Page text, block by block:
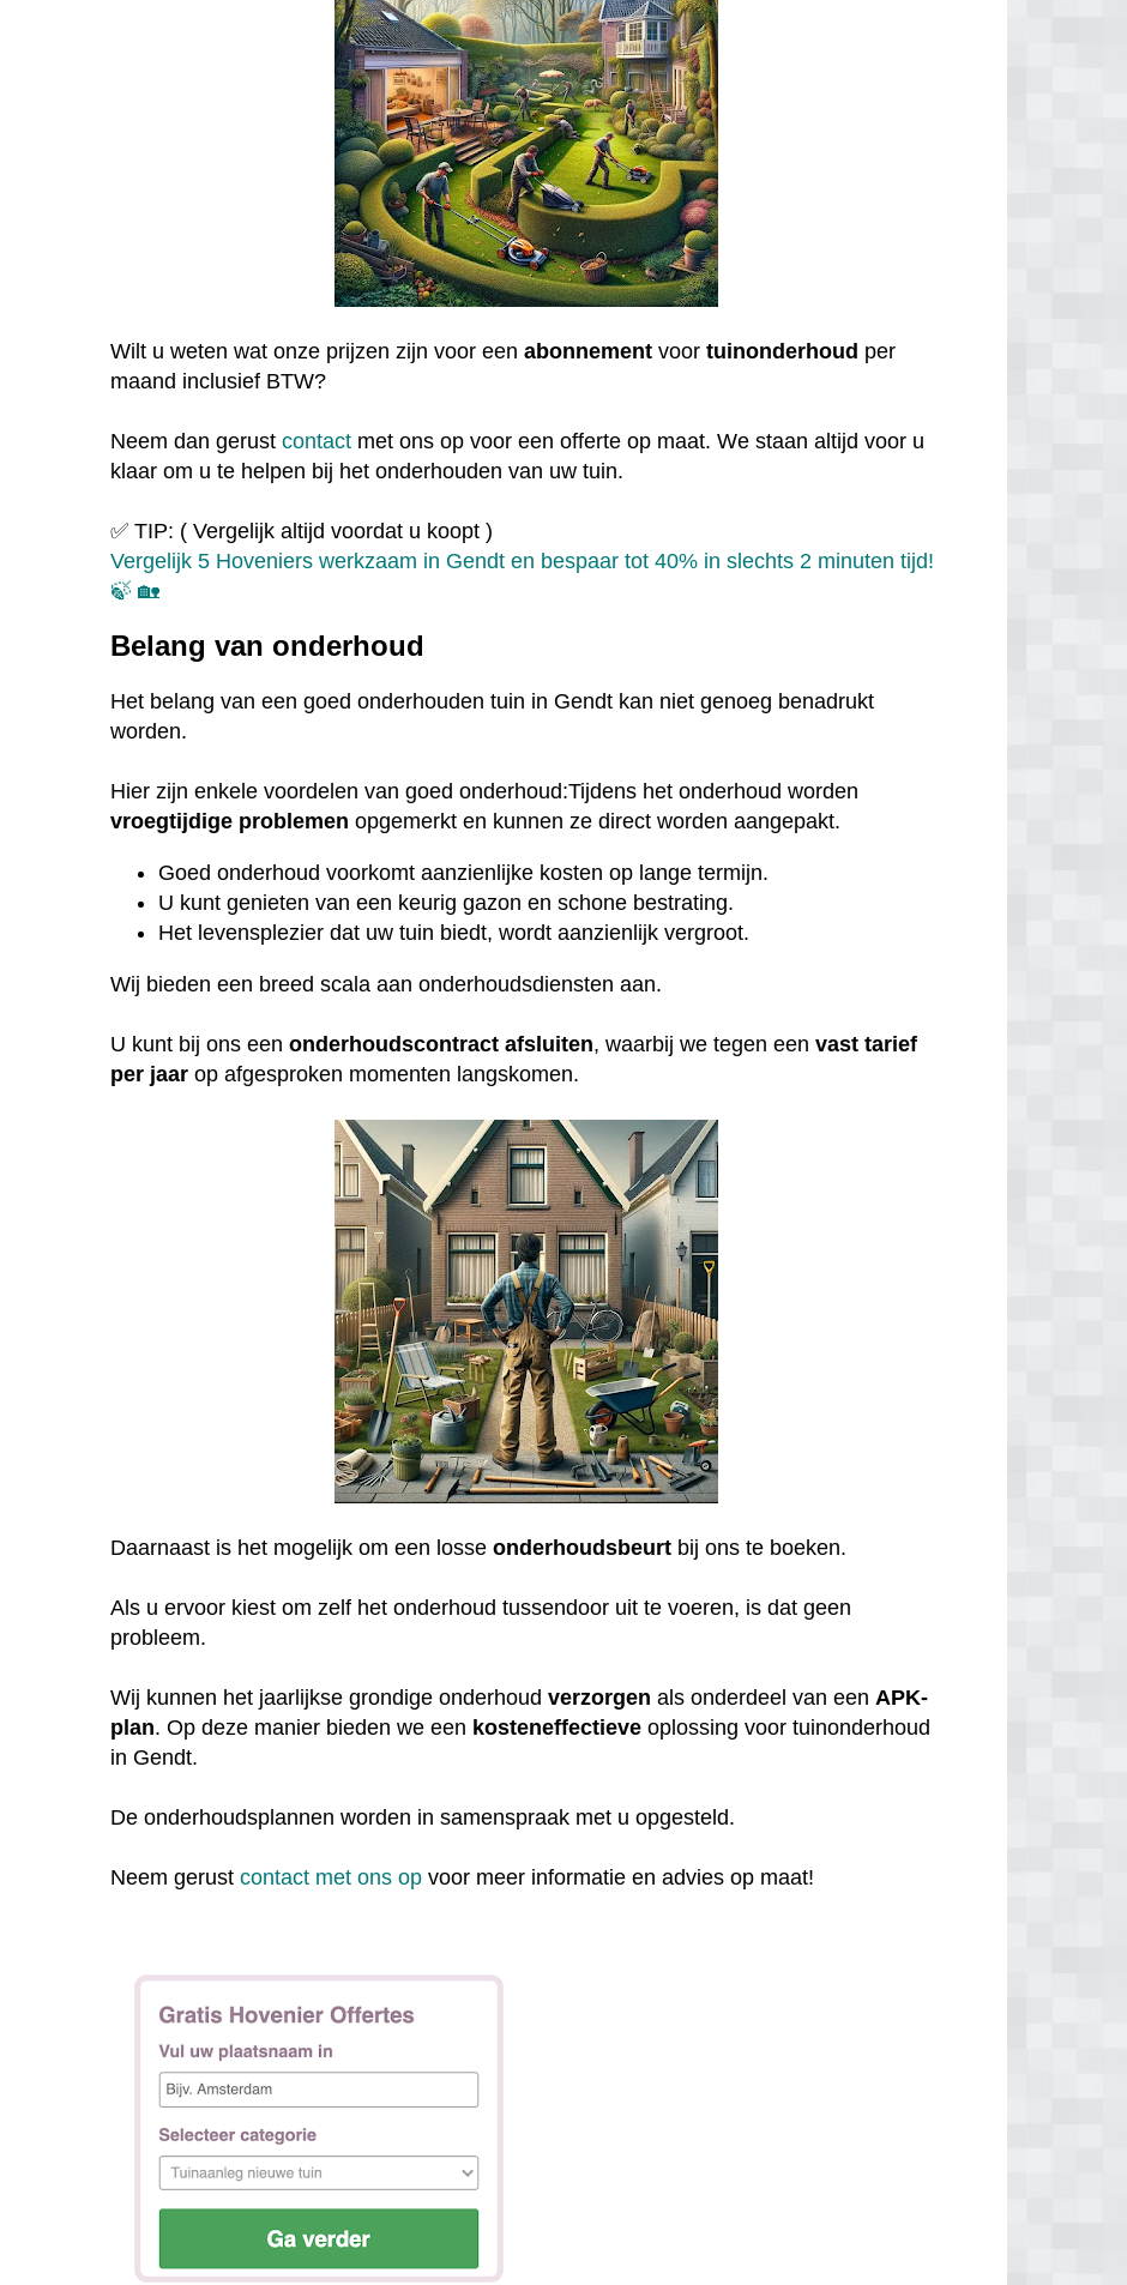
Wilt u weten wat onze prijzen zijn voor eenabonnement voortuinonderhoud per
maand inclusief BTW?
Neem dan gerustcontact met ons op voor een offerte op maat. We staan altijd voor u
klaar om u te helpen bij het onderhouden van uw tuin.
✅ TIP: ( Vergelijk altijd voordat u koopt )
Vergelijk 5 Hoveniers werkzaam in Gendt en bespaar tot 40% in slechts 2 minuten tijd!
🍃 🏡
Belang van onderhoud
Het belang van een goed onderhouden tuin in Gendt kan niet genoeg benadrukt
worden.
Hier zijn enkele voordelen van goed onderhoud:Tijdens het onderhoud worden
vroegtijdige problemen opgemerkt en kunnen ze direct worden aangepakt.
Goed onderhoud voorkomt aanzienlijke kosten op lange termijn.
U kunt genieten van een keurig gazon en schone bestrating.
Het levensplezier dat uw tuin biedt, wordt aanzienlijk vergroot.
Wij bieden een breed scala aan onderhoudsdiensten aan.
U kunt bij ons eenonderhoudscontract afsluiten, waarbij we tegen eenvast tarief
per jaar op afgesproken momenten langskomen.
Daarnaast is het mogelijk om een losseonderhoudsbeurt bij ons te boeken.
Als u ervoor kiest om zelf het onderhoud tussendoor uit te voeren, is dat geen
probleem.
Wij kunnen het jaarlijkse grondige onderhoudverzorgen als onderdeel van eenAPK-
plan. Op deze manier bieden we een kosteneffectieve oplossing voor tuinonderhoud
in Gendt.
De onderhoudsplannen worden in samenspraak met u opgesteld.
Neem gerustcontact met ons op voor meer informatie en advies op maat!